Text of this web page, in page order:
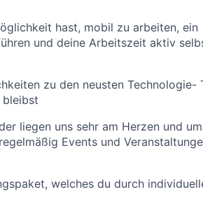
hast, mobil zu arbeiten, ein
und deine Arbeitszeit aktiv
zu den neusten Technologie-
liegen uns sehr am Herzen und
Events und
welches du durch